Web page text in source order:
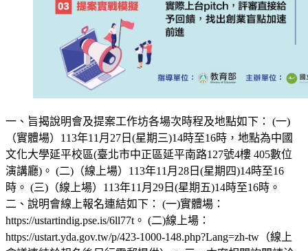
一、旨揭說明會及提案工作坊各場次時程及地點如下： (一)
（實體場）113年11月27日(星期三)14時至16時，地點為中國
文化大學延平校區(臺北市中正區延平南路127號4樓 405數位
演講廳)。 (二)（線上場）113年11月28日(星期四)14時至16
時。 (三)（線上場）113年11月29日(星期五)14時至16時。
二、說明會線上報名連結如下： (一)實體場：
https://ustartindig.pse.is/6ll77t。 (二)線上場：
https://ustart.yda.gov.tw/p/423-1000-148.php?Lang=zh-tw（線上